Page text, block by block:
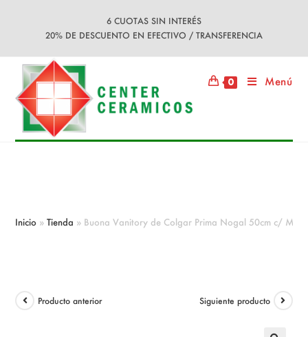
6 CUOTAS SIN INTERÉS
20% DE DESCUENTO EN EFECTIVO / TRANSFERENCIA
0 Menú
Inicio »Tienda » Buona Vanitory de Colgar Prima Nogal 50cm c/
Producto anterior Siguiente producto